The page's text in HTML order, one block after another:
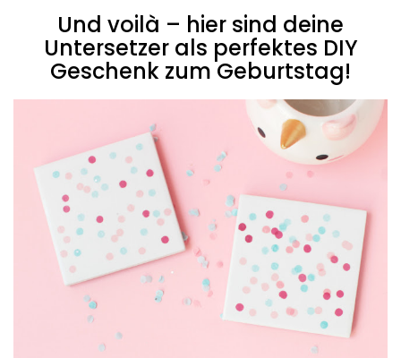
Und voilà – hier sind deine
Untersetzer als perfektes DIY
Geschenk zum Geburtstag!